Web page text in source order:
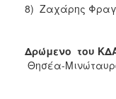
8) Ζαχάρης
Δρώμενο του
Θησέα-